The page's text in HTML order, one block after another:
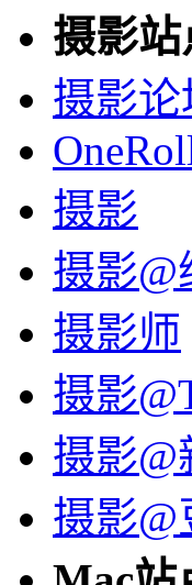
摄影
摄影论
摄影
摄影@
摄影师
摄影
摄影@
摄影@